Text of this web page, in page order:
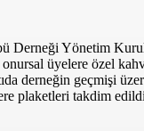
Derneği Yönetim
onursal üyelere özel
derneğin geçmişi
plaketleri takdim